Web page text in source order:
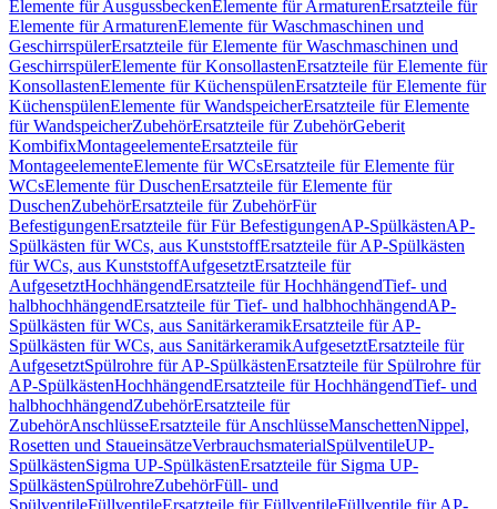
Elemente für AusgussbeckenElemente für ArmaturenErsatzteile für
Elemente für ArmaturenElemente für Waschmaschinen und
GeschirrspülerErsatzteile für Elemente für Waschmaschinen und
GeschirrspülerElemente für KonsollastenErsatzteile für Elemente für
KonsollastenElemente für KüchenspülenErsatzteile für Elemente für
KüchenspülenElemente für WandspeicherErsatzteile für Elemente
für WandspeicherZubehörErsatzteile für ZubehörGeberit
KombifixMontageelementeErsatzteile für
MontageelementeElemente für WCsErsatzteile für Elemente für
WCsElemente für DuschenErsatzteile für Elemente für
DuschenZubehörErsatzteile für ZubehörFür
BefestigungenErsatzteile für Für BefestigungenAP-SpülkästenAP-
Spülkästen für WCs, aus KunststoffErsatzteile für AP-Spülkästen
für WCs, aus KunststoffAufgesetztErsatzteile für
AufgesetztHochhängendErsatzteile für HochhängendTief- und
halbhochhängendErsatzteile für Tief- und halbhochhängendAP-
Spülkästen für WCs, aus SanitärkeramikErsatzteile für AP-
Spülkästen für WCs, aus SanitärkeramikAufgesetztErsatzteile für
AufgesetztSpülrohre für AP-SpülkästenErsatzteile für Spülrohre für
AP-SpülkästenHochhängendErsatzteile für HochhängendTief- und
halbhochhängendZubehörErsatzteile für
ZubehörAnschlüsseErsatzteile für AnschlüsseManschettenNippel,
Rosetten und StaueinsätzeVerbrauchsmaterialSpülventileUP-
SpülkästenSigma UP-SpülkästenErsatzteile für Sigma UP-
SpülkästenSpülrohreZubehörFüll- und
SpülventileFüllventileErsatzteile für FüllventileFüllventile für AP-